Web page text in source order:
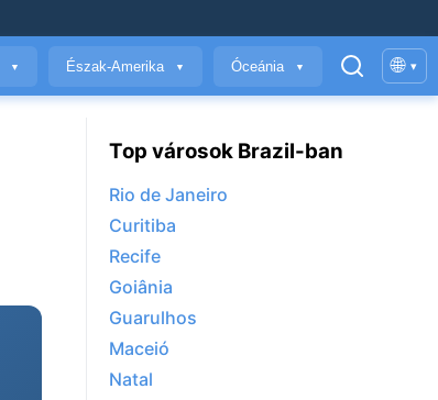
▼ Észak-Amerika ▼ Óceánia ▼ 🌐 ▾
Top városok Brazil-ban
Rio de Janeiro
Curitiba
Recife
Goiânia
Guarulhos
Maceió
Natal